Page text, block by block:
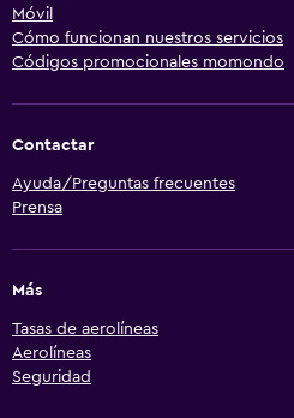
Móvil
Cómo funcionan nuestros servicios
Códigos promocionales momondo
Contactar
Ayuda/Preguntas frecuentes
Prensa
Más
Tasas de aerolíneas
Aerolíneas
Seguridad